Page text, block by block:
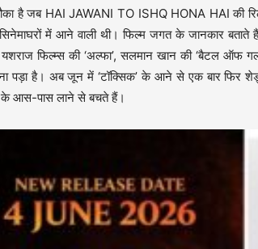
है जब HAI JAWANI TO ISHQ HONA HAI की
में आने वाली थी। फिल्म जगत के जानकार बताते
फिल्म्स की ‘अल्फा’, सलमान खान की ‘बैटल ऑफ
पड़ा है। अब जून में ‘टॉक्सिक’ के आने से एक बार फिर
के आस-पास लाने से बचते हैं।